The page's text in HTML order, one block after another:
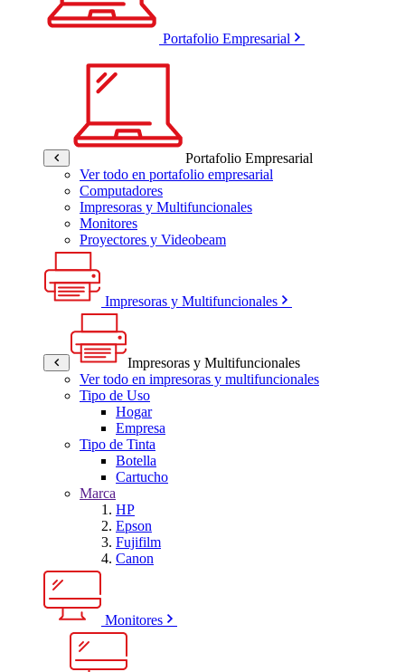
Portafolio Empresarial
Portafolio Empresarial
Ver todo en portafolio empresarial
Computadores
Impresoras y Multifuncionales
Monitores
Proyectores y Videobeam
Impresoras y Multifuncionales
Impresoras y Multifuncionales
Ver todo en impresoras y multifuncionales
Tipo de Uso
Hogar
Empresa
Tipo de Tinta
Botella
Cartucho
Marca
HP
Epson
Fujifilm
Canon
Monitores